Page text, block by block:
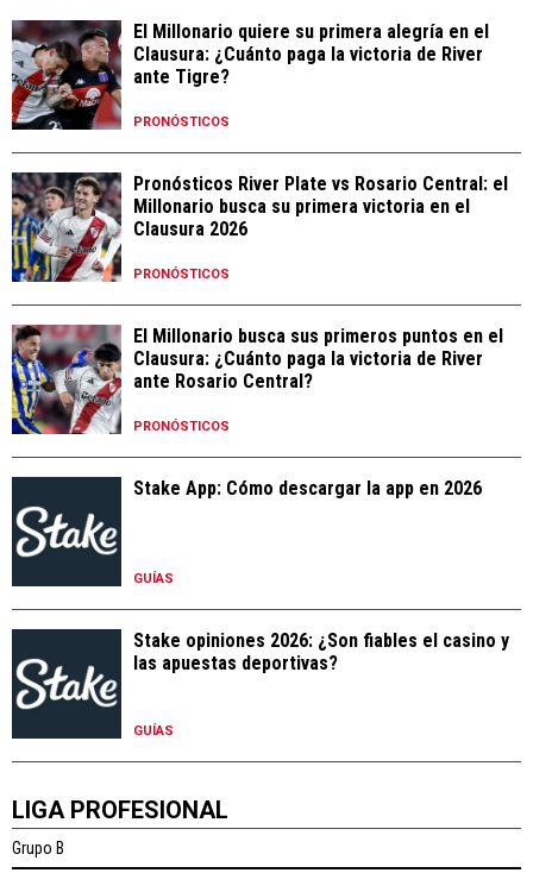
El Millonario quiere su primera alegría en el
Clausura: ¿Cuánto paga la victoria de River
ante Tigre?
PRONÓSTICOS
Pronósticos River Plate vs Rosario Central: el
Millonario busca su primera victoria en el
Clausura 2026
PRONÓSTICOS
El Millonario busca sus primeros puntos en el
Clausura: ¿Cuánto paga la victoria de River
ante Rosario Central?
PRONÓSTICOS
Stake App: Cómo descargar la app en 2026
GUÍAS
Stake opiniones 2026: ¿Son fiables el casino y
las apuestas deportivas?
GUÍAS
LIGA PROFESIONAL